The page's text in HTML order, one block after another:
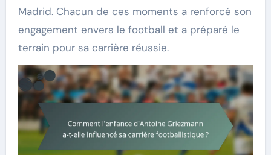
Madrid. Chacun de ces moments a renforcé son
engagement envers le football et a préparé le
terrain pour sa carrière réussie.